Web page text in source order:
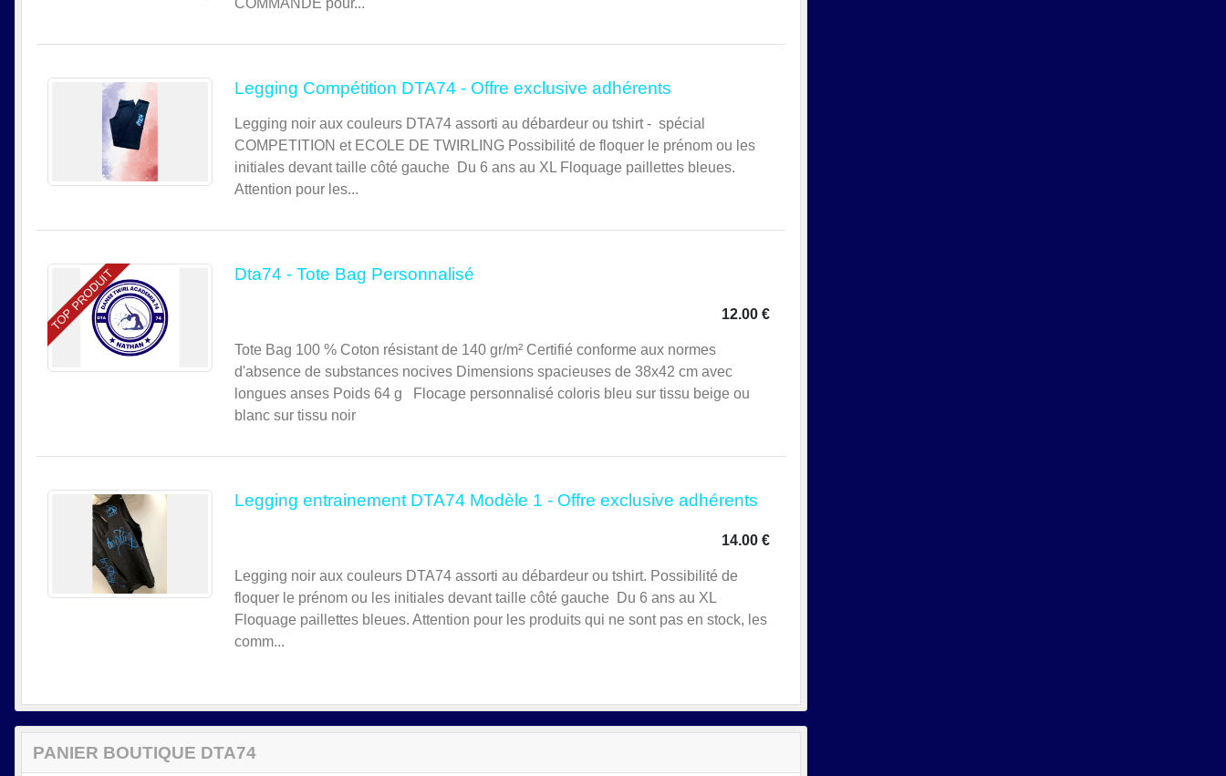
COMMANDE pour...
Legging Compétition DTA74 - Offre exclusive adhérents
Legging noir aux couleurs DTA74 assorti au débardeur ou tshirt - spécial
COMPETITION et ECOLE DE TWIRLING Possibilité de floquer le prénom ou les
initiales devant taille côté gauche Du 6 ans au XL Floquage paillettes bleues.
Attention pour les...
TOP PRODUIT Dta74 - Tote Bag Personnalisé
12.00 €
Tote Bag 100 % Coton résistant de 140 gr/m² Certifié conforme aux normes
d'absence de substances nocives Dimensions spacieuses de 38x42 cm avec
longues anses Poids 64 g Flocage personnalisé coloris bleu sur tissu beige ou
blanc sur tissu noir
Legging entrainement DTA74 Modèle 1 - Offre exclusive adhérents
14.00 €
Legging noir aux couleurs DTA74 assorti au débardeur ou tshirt. Possibilité de
floquer le prénom ou les initiales devant taille côté gauche Du 6 ans au XL
Floquage paillettes bleues. Attention pour les produits qui ne sont pas en stock, les
comm...
PANIER BOUTIQUE DTA74